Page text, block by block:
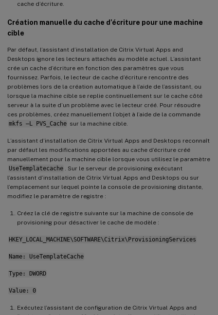
cache d’écriture.
Création manuelle du cache d’écriture pour une machine
cible
Par défaut, l’assistant d’installation de Citrix Virtual Apps and
Desktops ignore les lecteurs attachés au modèle actuel. L’assistant
crée un cache d’écriture en fonction des paramètres que vous
fournissez. Parfois, le lecteur de cache d’écriture rencontre des
problèmes lors de la création automatique à l’aide de l’assistant, ou
lorsque la machine cible se replie continuellement sur le cache côté
serveur à la suite d’un problème avec le lecteur créé. Pour résoudre
ces problèmes, créez manuellement l’objet à l’aide de la commande
mkfs –L PVS_Cache sur la machine cible.
L’assistant d’installation de Citrix Virtual Apps and Desktops reconnaît
par défaut les modifications apportées au cache d’écriture créé
manuellement pour la machine cible lorsque vous utilisez le paramètre
UseTemplatecache . Sur le serveur de provisioning exécutant
l’assistant d’installation de Citrix Virtual Apps and Desktops ou sur
l’emplacement sur lequel pointe la console de provisioning distante,
modifiez le paramètre de registre :
Créez la clé de registre suivante sur la machine de console de
provisioning pour désactiver le cache de modèle :
HKEY_LOCAL_MACHINE\SOFTWARE\Citrix\ProvisioningServices
Name: UseTemplateCache
Type: DWORD
Value: 0
Exécutez l’assistant de configuration de Citrix Virtual Apps and